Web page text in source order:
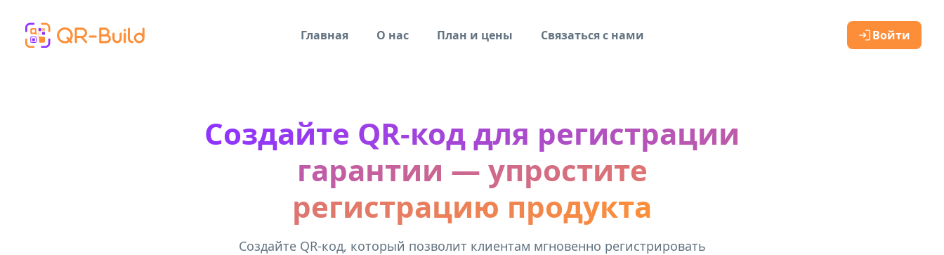
Главная
О нас План и цены Связаться с нами Войти
Создайте QR-код для регистрации
гарантии — упростите
регистрацию продукта
Создайте QR-код, который позволит клиентам мгновенно регистрировать